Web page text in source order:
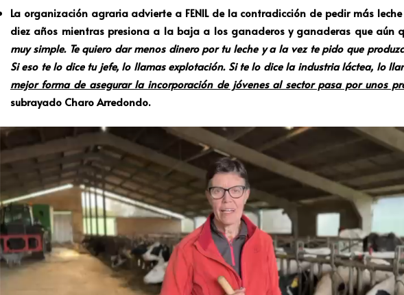
La organización agraria advierte a FENIL de la contradicción de pedir más
diez años mientras presiona a la baja a los ganaderos y ganaderas que aún
muy simple. Te quiero dar menos dinero por tu leche y a la vez te pido que
Si eso te lo dice tu jefe, lo llamas explotación. Si te lo dice la industria láctea, lo
mejor forma de asegurar la incorporación de jóvenes al sector pasa por unos
subrayado Charo Arredondo.